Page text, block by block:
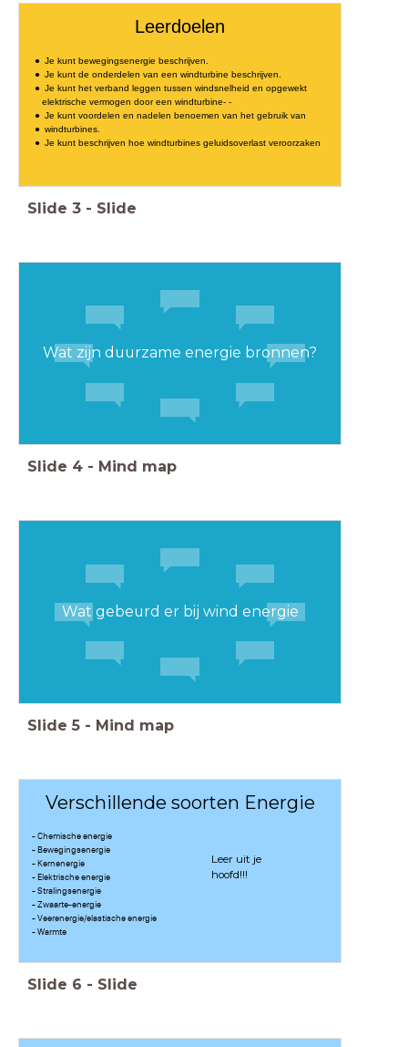
Leerdoelen
Je kunt bewegingsenergie beschrijven.
Je kunt de onderdelen van een windturbine beschrijven.
Je kunt het verband leggen tussen windsnelheid en opgewekt
elektrische vermogen door een windturbine- -
Je kunt voordelen en nadelen benoemen van het gebruik van
windturbines.
Je kunt beschrijven hoe windturbines geluidsoverlast veroorzaken
Slide 3 - Slide
Wat zijn duurzame energie bronnen?
Slide 4 - Mind map
Wat gebeurd er bij wind energie
Slide 5 - Mind map
Verschillende soorten Energie
- Chemische energie
- Bewegingsenergie
- Kernenergie
- Elektrische energie
- Stralingsenergie
- Zwaarte-energie
- Veerenergie/elastische energie
- Warmte
Leer uit je
hoofd!!!
Slide 6 - Slide